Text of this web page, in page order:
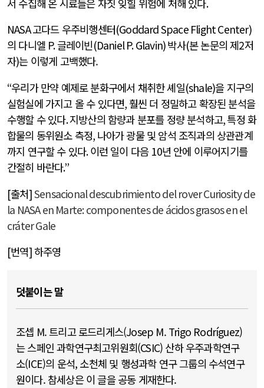
서 수집해 온 시료들은 자칫 잊힐 위험에 처해 있다.
NASA고다드 우주비행센터(Goddard Space Flight Center)
의 다니엘 P.글레이빈(Daniel P. Glavin)박사(본 논문의 제2저
자)는 이렇게 고백했다.
“우리가 만약 예제로 분화구에서 채취한 셰일(shale)을 지구의
실험실에 가지고 올 수 있다면, 훨씬 더 정밀하고 확장된 분석을
수행할 수 있다.지방산의 함량과 분포를 정량 분석하고,특정 화
합물의 동위원소 측정, 나아가 광물 및 암석 조직과의 상관관계
까지 연구할 수 있다.이런 일이 다음 10년 안에 이루어지기를
간절히 바란다.”
[출처]Sensacional descubrimiento del rover Curiosity de
la NASA en Marte: componentes de ácidos grasos en el
cráter Gale
[번역] 하주영
덧붙이는 말
조셉 M. 트리고 로드리게스(Josep M. Trigo Rodríguez)
는 스페인 과학연구최고위원회(CSIC) 산하 우주과학연구
소(ICE)의 운석, 소천체 및 행성과학 연구 그룹의 수석연구
원이다. 참세상은 이 글을 공동 게재한다.